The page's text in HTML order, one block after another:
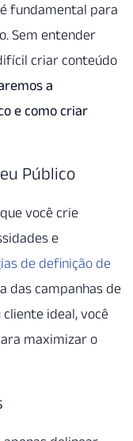
fundamental para
Sem entender
criar conteúdo
a
e como criar
Público
você crie
e
de definição de
das campanhas de
ideal, você
maximizar o